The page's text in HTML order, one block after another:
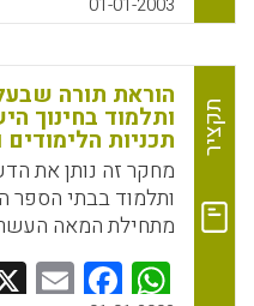
מנסה לשאול שאלות
באמצעות סיפורים
הזמנה, על מנת
המספר ואת הארגון
12 נשים. (ורד
שחר)
תקציר
הוראת תורה
ותלמוד בחינוך
תכניות
מחקר זה נותן את
ותלמוד בבתי
מתחילת המאה